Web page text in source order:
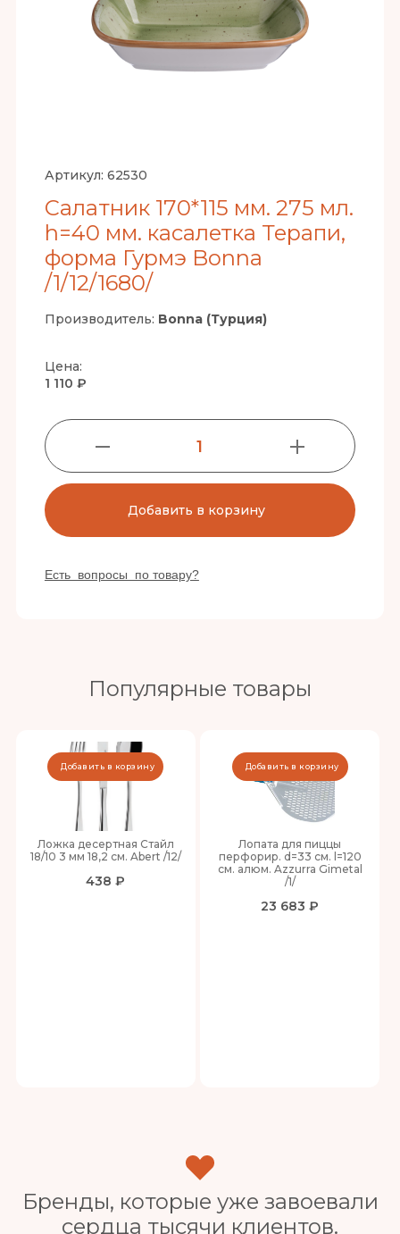
Артикул: 62530
Салатник 170*115 мм. 275 мл.
h=40 мм. касалетка Терапи,
форма Гурмэ Bonna
/1/12/1680/
Производитель: Bonna (Турция)
Цена:
1 110 ₽
1
Добавить в корзину
Есть вопросы по товару?
Популярные товары
Ложка десертная Стайл
18/10 3 мм 18,2 см. Abert /12/
438 ₽
Добавить в корзину
Лопата для пиццы
перфорир. d=33 см. l=120
см. алюм. Azzurra Gimetal
/1/
23 683 ₽
Добавить в корзину
Бренды, которые уже завоевали
сердца тысячи клиентов.